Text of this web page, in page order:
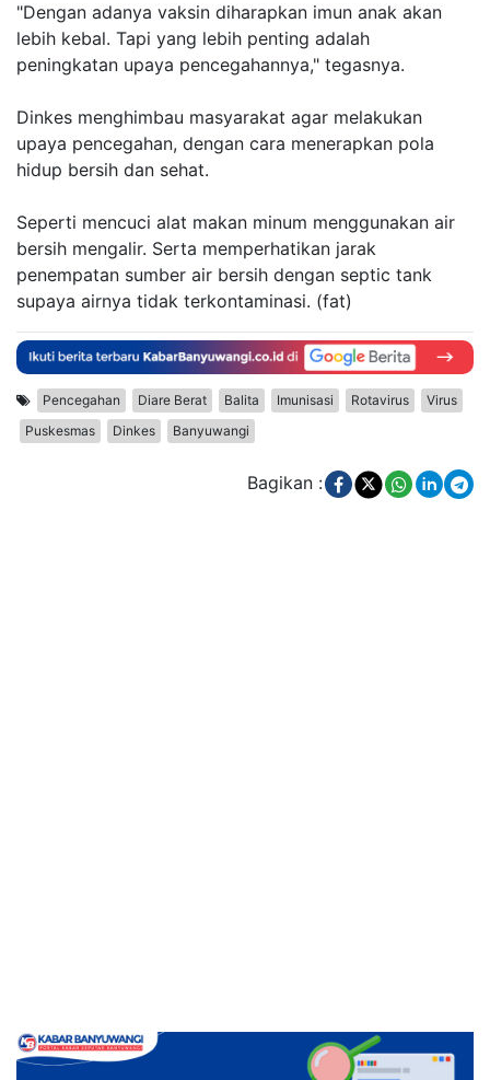
"Dengan adanya vaksin diharapkan imun anak akan
lebih kebal. Tapi yang lebih penting adalah
peningkatan upaya pencegahannya," tegasnya.
Dinkes menghimbau masyarakat agar melakukan
upaya pencegahan, dengan cara menerapkan pola
hidup bersih dan sehat.
Seperti mencuci alat makan minum menggunakan air
bersih mengalir. Serta memperhatikan jarak
penempatan sumber air bersih dengan septic tank
supaya airnya tidak terkontaminasi. (fat)
Pencegahan Diare Berat Balita Imunisasi Rotavirus
Virus
Puskesmas
Dinkes Banyuwangi
Bagikan :